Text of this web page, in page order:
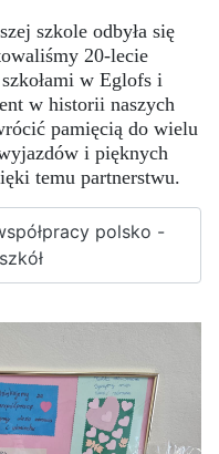
szkole odbyła się
20-lecie
w Eglofs i
w historii naszych
pamięcią do wielu
i pięknych
temu partnerstwu.
polsko -